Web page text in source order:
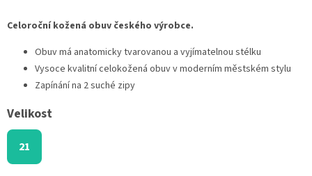
Velikost
21
Celoroční kožená obuv českého výrobce.
Obuv má anatomicky tvarovanou a vyjímatelnou stélku
Vysoce kvalitní celokožená obuv v moderním městském stylu
Zapínání na 2 suché zipy